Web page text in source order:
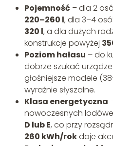
Pojemność – dla 2
220–260 l, dla 3–4
320 l, a dla dużych
konstrukcje powyżej
Poziom hałasu – do
dobrze szukać
głośniejsze modele
wyraźnie słyszalne.
Klasa energetyczna
nowoczesnych
D lub E, co przy
260 kWh/rokdaje